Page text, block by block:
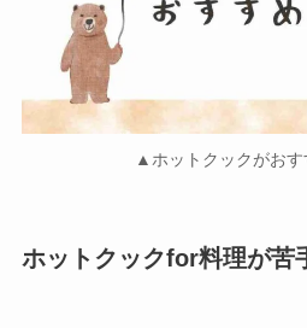
▲ホットクックがおす
ホットクックfor料理が苦